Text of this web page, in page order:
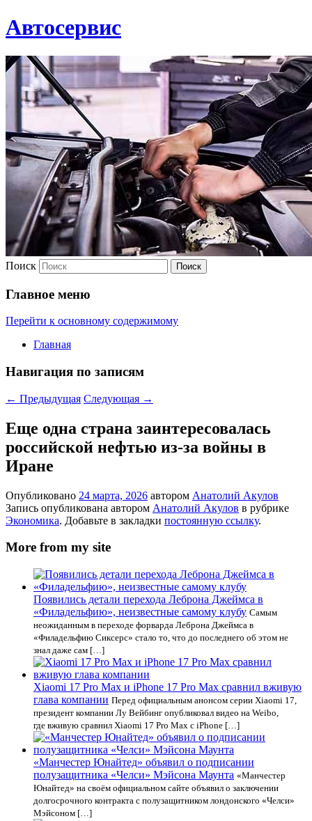
Автосервис
Поиск
Главное меню
Перейти к основному содержимому
Главная
Навигация по записям
← Предыдущая Следующая →
Еще одна страна заинтересовалась
российской нефтью из-за войны в
Иране
Опубликовано 24 марта, 2026 автором Анатолий Акулов
Запись опубликована автором Анатолий Акулов в рубрике
Экономика. Добавьте в закладки постоянную ссылку.
More from my site
Появились детали перехода Леброна Джеймса в
«Филадельфию», неизвестные самому клубу Самым
неожиданным в переходе форварда Леброна Джеймса в
«Филадельфию Сиксерс» стало то, что до последнего об этом не
знал даже сам […]
Xiaomi 17 Pro Max и iPhone 17 Pro Max сравнил вживую
глава компании Перед официальным анонсом серии Xiaomi 17,
президент компании Лу Вейбинг опубликовал видео на Weibo,
где вживую сравнил Xiaomi 17 Pro Max с iPhone […]
«Манчестер Юнайтед» объявил о подписании
полузащитника «Челси» Мэйсона Маунта «Манчестер
Юнайтед» на своём официальном сайте объявил о заключении
долгосрочного контракта с полузащитником лондонского «Челси»
Мэйсоном […]